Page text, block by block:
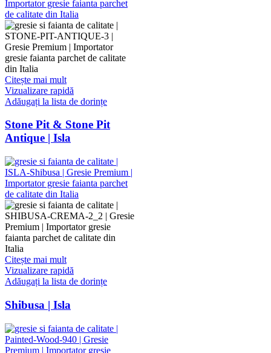
Citește mai mult
Vizualizare rapidă
Adăugați la lista de dorințe
Stone Pit & Stone Pit
Antique | Isla
Citește mai mult
Vizualizare rapidă
Adăugați la lista de dorințe
Shibusa | Isla